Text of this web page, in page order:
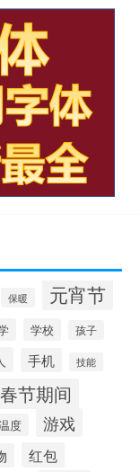
保暖 元宵节
学校 孩子
手机 技能
春节期间
度 游戏
红包